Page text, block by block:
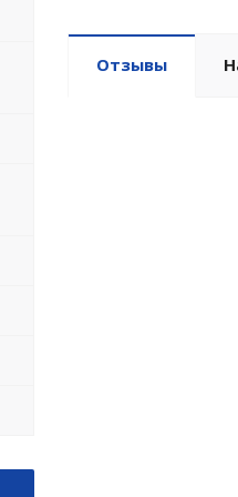
Отзывы